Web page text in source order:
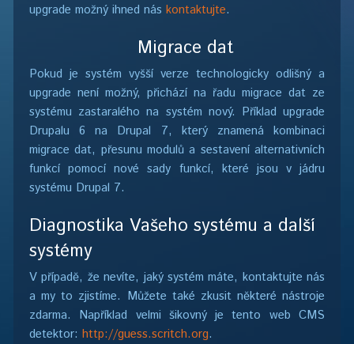
upgrade možný ihned nás kontaktujte.
Migrace dat
Pokud je systém vyšší verze technologicky odlišný a
upgrade není možný, přichází na řadu migrace dat ze
systému zastaralého na systém nový. Příklad upgrade
Drupalu 6 na Drupal 7, který znamená kombinaci
migrace dat, přesunu modulů a sestavení alternativních
funkcí pomocí nové sady funkcí, které jsou v jádru
systému Drupal 7.
Diagnostika Vašeho systému a další
systémy
V případě, že nevíte, jaký systém máte, kontaktujte nás
a my to zjistíme. Můžete také zkusit některé nástroje
zdarma. Například velmi šikovný je tento web CMS
detektor: http://guess.scritch.org.